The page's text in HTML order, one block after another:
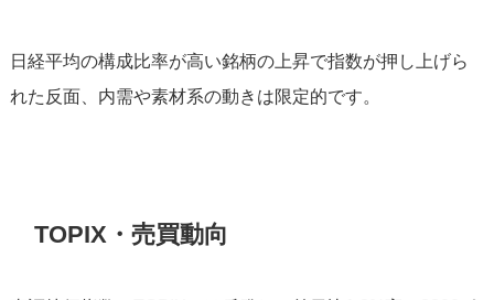
日経平均の構成比率が高い銘柄の上昇で指数が押し上げら
れた反面、内需や素材系の動きは限定的です。
TOPIX・売買動向